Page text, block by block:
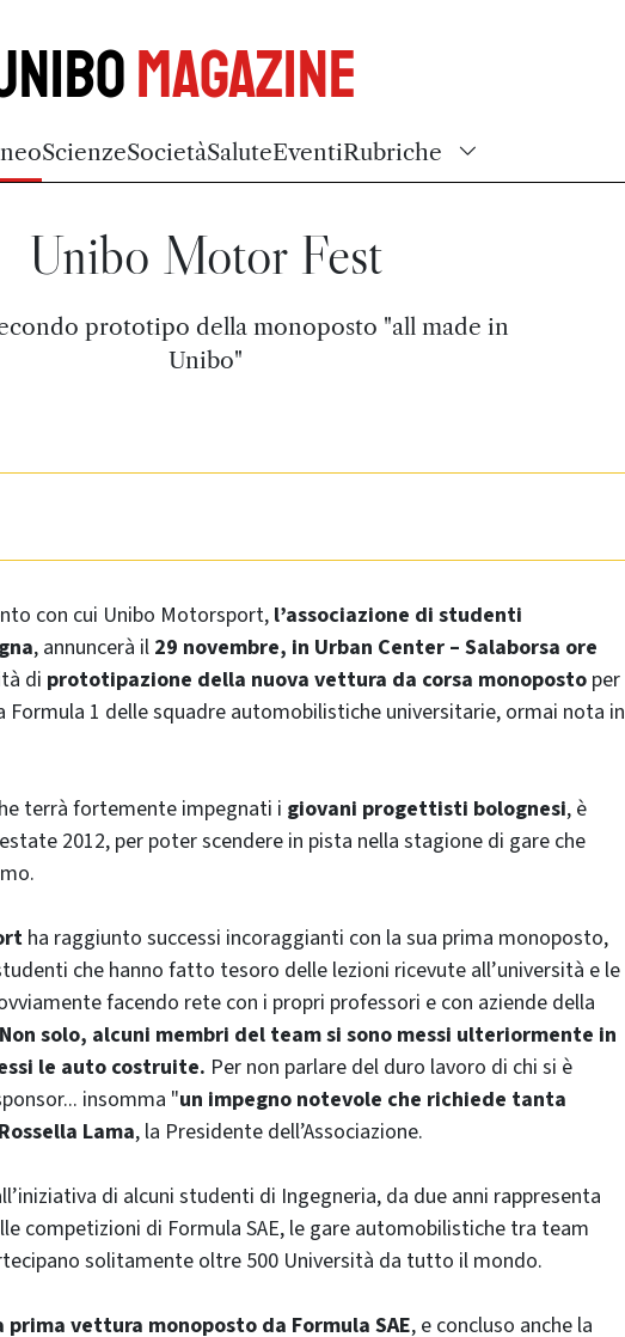
Magazine
ScienzeSocietàSaluteEventiRubriche
Unibo Motor Fest
prototipo della monoposto "all made in
Unibo"
con cui Unibo Motorsport, l’associazione di studenti
, annuncerà il 29 novembre, in Urban Center – Salaborsa ore
di prototipazione della nuova vettura da corsa monoposto per
Formula 1 delle squadre automobilistiche universitarie, ormai nota in
terrà fortemente impegnati i giovani progettisti bolognesi, è
2012, per poter scendere in pista nella stagione di gare che
ha raggiunto successi incoraggianti con la sua prima monoposto,
che hanno fatto tesoro delle lezioni ricevute all’università e le
facendo rete con i propri professori e con aziende della
Non solo, alcuni membri del team si sono messi ulteriormente in
le auto costruite. Per non parlare del duro lavoro di chi si è
insomma "un impegno notevole che richiede tanta
Rossella Lama, la Presidente dell’Associazione.
di alcuni studenti di Ingegneria, da due anni rappresenta
competizioni di Formula SAE, le gare automobilistiche tra team
solitamente oltre 500 Università da tutto il mondo.
vettura monoposto da Formula SAE, e concluso anche la